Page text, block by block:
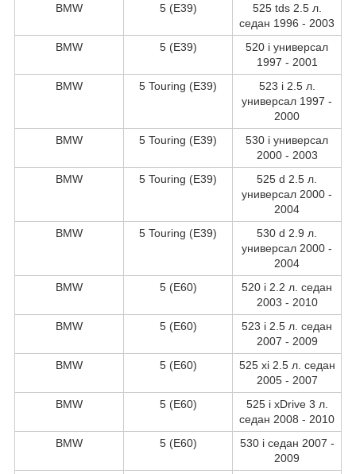
BMW
5 (E39)
525 tds 2.5 л.
седан 1996 - 2003
BMW
5 (E39)
520 i универсал
1997 - 2001
BMW
5 Touring (E39)
523 i 2.5 л.
универсал 1997 -
2000
BMW
5 Touring (E39)
530 i универсал
2000 - 2003
BMW
5 Touring (E39)
525 d 2.5 л.
универсал 2000 -
2004
BMW
5 Touring (E39)
530 d 2.9 л.
универсал 2000 -
2004
BMW
5 (E60)
520 i 2.2 л. седан
2003 - 2010
BMW
5 (E60)
523 i 2.5 л. седан
2007 - 2009
BMW
5 (E60)
525 xi 2.5 л. седан
2005 - 2007
BMW
5 (E60)
525 i xDrive 3 л.
седан 2008 - 2010
BMW
5 (E60)
530 i седан 2007 -
2009